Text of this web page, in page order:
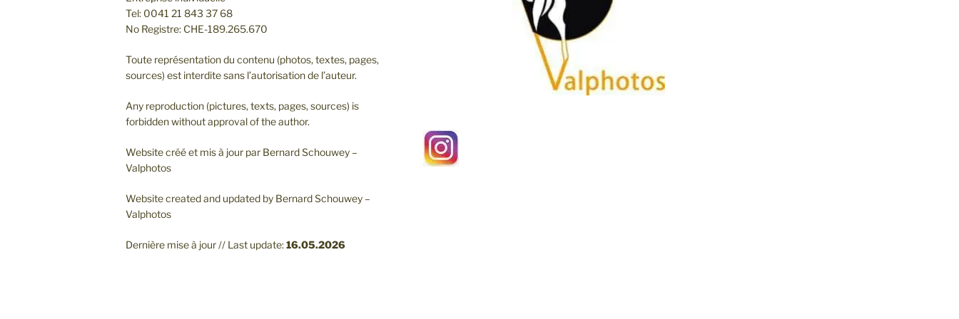
Tel: 0041 21 843 37 68
No Registre: CHE-189.265.670
Toute représentation du contenu (photos, textes, pages,
sources) est interdite sans l’autorisation de l’auteur.
Any reproduction (pictures, texts, pages, sources) is
forbidden without approval of the author.
Website créé et mis à jour par Bernard Schouwey –
Valphotos
Website created and updated by Bernard Schouwey –
Valphotos
Dernière mise à jour // Last update:16.05.2026